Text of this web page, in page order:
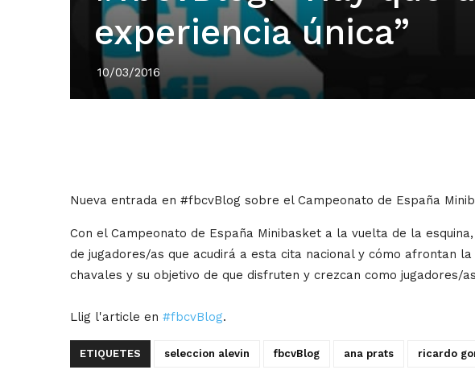
experiencia única”
10/03/2016
Nueva entrada en #fbcvBlog sobre el Campeonato de España
Con el Campeonato de España Minibasket a la vuelta de la
de jugadores/as que acudirá a esta cita nacional y cómo afrontan
chavales y su objetivo de que disfruten y crezcan como jugadores/
Llig l'article en #fbcvBlog.
ETIQUETES seleccion alevin fbcvBlog ana prats ricardo